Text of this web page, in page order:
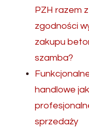
PZH razem
zgodności
zakupu
szamba?
handlowe
sprzedaży